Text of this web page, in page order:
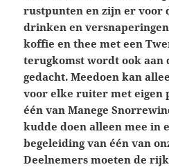
rustpunten en zijn er voor
drinken en
koffie en thee met een
terugkomst wordt ook aan
gedacht. Meedoen kan
voor elke ruiter met eigen
één van Manege
kudde doen alleen mee in
begeleiding van één van
Deelnemers moeten de